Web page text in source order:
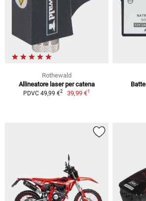
Rothewald
Allineatore laser per catena
PDVC 49,99 €2 39,99 €1